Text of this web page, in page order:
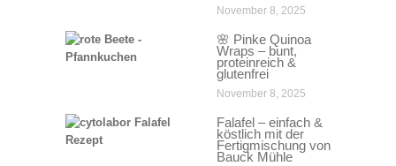
November 8, 2025
🌸 Pinke Quinoa
Wraps – bunt,
proteinreich &
glutenfrei
November 8, 2025
Falafel – einfach &
köstlich mit der
Fertigmischung von
Bauck Mühle